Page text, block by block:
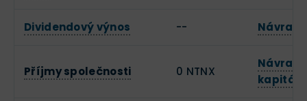
Dividendový výnos --
Příjmy společnosti 0 NTNX
kapitálu